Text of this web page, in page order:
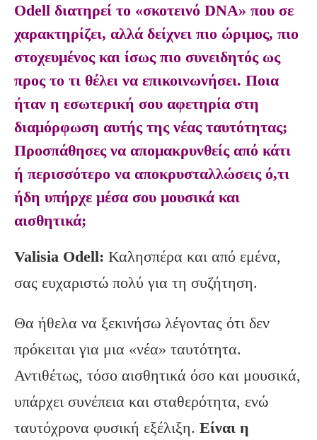
Odell διατηρεί το «σκοτεινό DNA» που σε
χαρακτηρίζει, αλλά δείχνει πιο ώριμος, πιο
στοχευμένος και ίσως πιο συνειδητός ως
προς το τι θέλει να επικοινωνήσει. Ποια
ήταν η εσωτερική σου αφετηρία στη
διαμόρφωση αυτής της νέας ταυτότητας;
Προσπάθησες να απομακρυνθείς από κάτι
ή περισσότερο να αποκρυσταλλώσεις ό,τι
ήδη υπήρχε μέσα σου μουσικά και
αισθητικά;
Valisia Odell: Καλησπέρα και από εμένα,
σας ευχαριστώ πολύ για τη συζήτηση.
Θα ήθελα να ξεκινήσω λέγοντας ότι δεν
πρόκειται για μια «νέα» ταυτότητα.
Αντιθέτως, τόσο αισθητικά όσο και μουσικά,
υπάρχει συνέπεια και σταθερότητα, ενώ
ταυτόχρονα φυσική εξέλιξη. Είναι η